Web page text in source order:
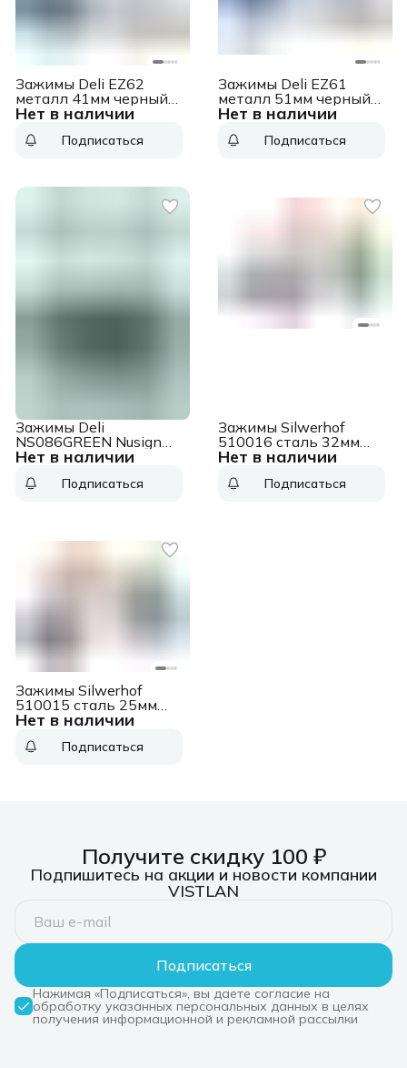
Нет в наличии
Зажимы Deli EZ62
металл 41мм черный
(упак.:12шт) картонная
Подписаться
Нет в наличии
Зажимы Deli EZ61
металл 51мм черный
(упак.:12шт) картонная
Подписаться
Нет в наличии
Зажимы Deli
NS086GREEN Nusign
для клиппера 16мм
картонная коробка
Подписаться
Нет в наличии
Зажимы Silwerhof
510016 сталь 32мм
черный (упак.:12шт)
Подписаться
Нет в наличии
Зажимы Silwerhof
510015 сталь 25мм
черный (упак.:12шт)
Подписаться
Получите скидку 100 ₽
Подпишитесь на акции и новости компании
VISTLAN
Подписаться
Нажимая «Подписаться», вы даете согласие на
обработку указанных персональных данных в целях
получения информационной и рекламной рассылки